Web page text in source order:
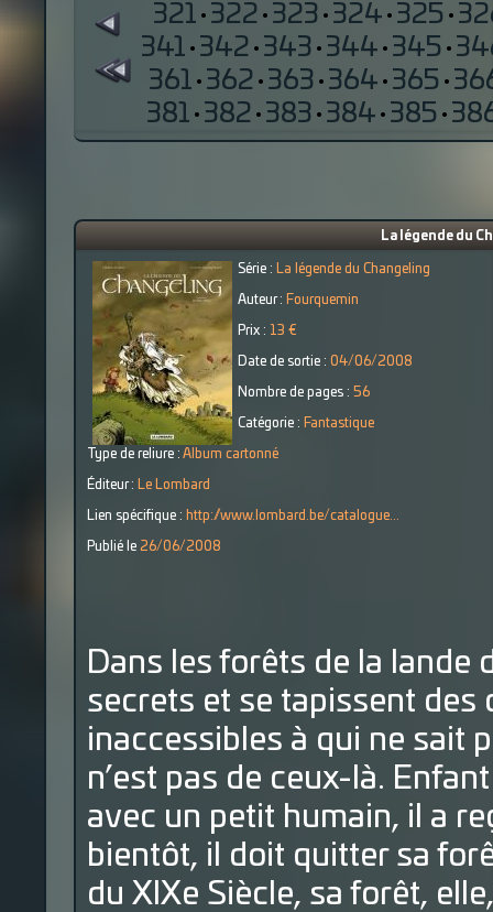
321 · 322 · 323 · 324 · 325 ·
341 · 342 · 343 · 344 · 345 ·
361 · 362 · 363 · 364 · 365 ·
381 · 382 · 383 · 384 · 385 ·
La légende du
Série : La légende du Changeling
Auteur : Fourquemin
Prix : 13 €
Date de sortie : 04/06/2008
Nombre de pages : 56
Catégorie : Fantastique
Type de reliure : Album cartonné
Éditeur : Le Lombard
Lien spécifique : http://www.lombard.be/catalogue...
Publié le 26/06/2008
Dans les forêts de la lande
secrets et se tapissent des
inaccessibles à qui ne sait
n’est pas de ceux-là.
avec un petit humain, il a
bientôt, il doit quitter sa
du XIXe Siècle, sa forêt,